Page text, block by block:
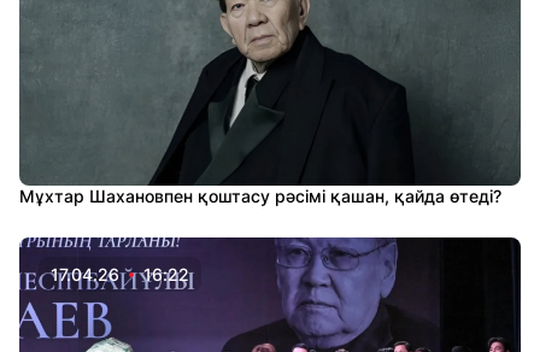
Мұхтар Шахановпен қоштасу рәсімі қашан, қайда өтеді?
17.04.26 16:22